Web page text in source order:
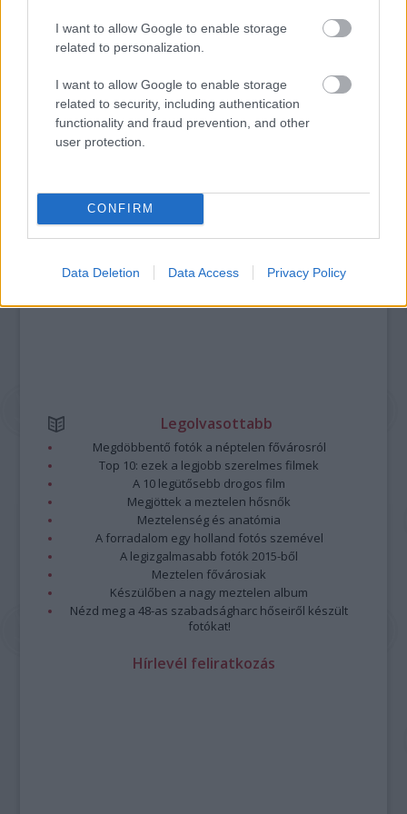
I want to allow Google to enable storage
related to personalization.
I want to allow Google to enable storage
related to security, including authentication
functionality and fraud prevention, and other
user protection.
CONFIRM
Data Deletion Data Access Privacy Policy
ÉDESKESERŰ TURNÉ: ERDÉLYI KÖRÚTRA INDUL A
A bejegyzés trackback címe:
A hozzászólások avonatkozó jogszabályok
minősülnek, értük aszolgáltatás technikai
Legolvasottabb
Megdöbbentő fotók a néptelen fővárosról
Top 10: ezek a legjobb szerelmes filmek
A 10 legütősebb drogos film
Megjöttek a meztelen hősnők
Meztelenség és anatómia
A forradalom egy holland fotós szemével
A legizgalmasabb fotók 2015-ből
Meztelen fővárosiak
Készülőben a nagy meztelen album
Nézd meg a 48-as szabadságharc hőseiről készült
fotókat!
Hírlevél feliratkozás